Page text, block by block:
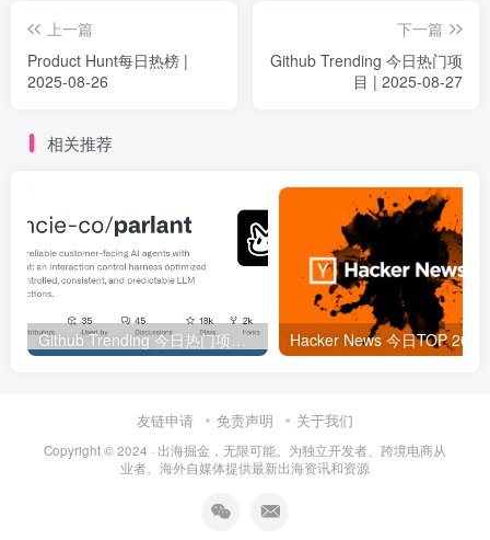
上一篇
Product Hunt每日热榜 |
2025-08-26
下一篇
Github Trending 今日热门项
目 | 2025-08-27
相关推荐
Github Trending 今日热门项目 | 2025-09-06
友链申请 免责声明 关于我们
Copyright © 2024 · 出海掘金，无限可能。为独立开发者、跨境电商从
业者、海外自媒体提供最新出海资讯和资源